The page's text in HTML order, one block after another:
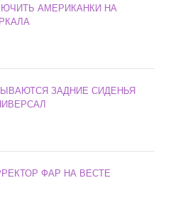
АМЕРИКАНКИ НА
ЗАДНИЕ СИДЕНЬЯ
ФАР НА ВЕСТЕ